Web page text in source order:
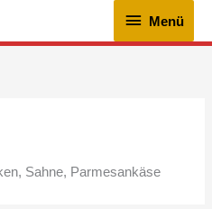
Menü
Menü
Sahne, Parmesankäse